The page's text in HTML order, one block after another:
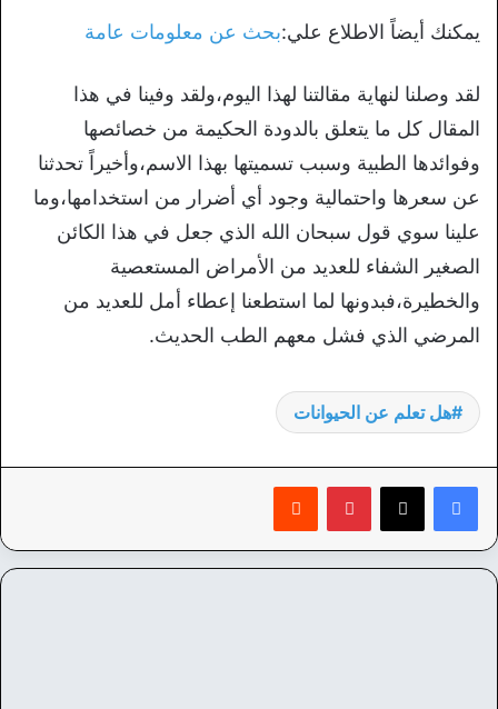
يمكنك أيضاً الاطلاع علي:بحث عن معلومات عامة
لقد وصلنا لنهاية مقالتنا لهذا اليوم،ولقد وفينا في هذا
المقال كل ما يتعلق بالدودة الحكيمة من خصائصها
وفوائدها الطبية وسبب تسميتها بهذا الاسم،وأخيراً تحدثنا
عن سعرها واحتمالية وجود أي أضرار من استخدامها،وما
علينا سوي قول سبحان الله الذي جعل في هذا الكائن
الصغير الشفاء للعديد من الأمراض المستعصية
والخطيرة،فبدونها لما استطعنا إعطاء أمل للعديد من
المرضي الذي فشل معهم الطب الحديث.
هل تعلم عن الحيوانات
بينتيريست